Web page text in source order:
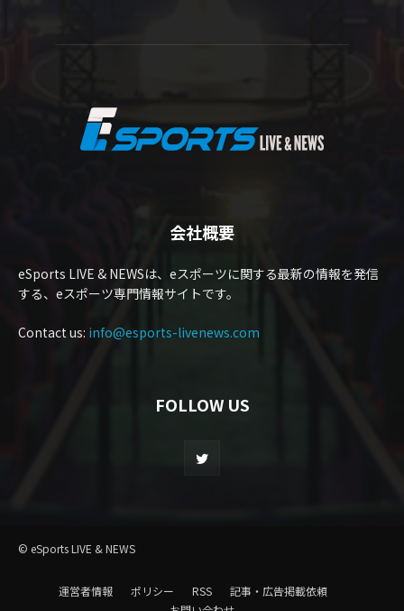
会社概要
eSports LIVE & NEWSは、eスポーツに関する最新の情報を発信
する、eスポーツ専門情報サイトです。
Contact us: info@esports-livenews.com
FOLLOW US
© eSports LIVE & NEWS
運営者情報 ポリシー RSS
記事・広告掲載依頼